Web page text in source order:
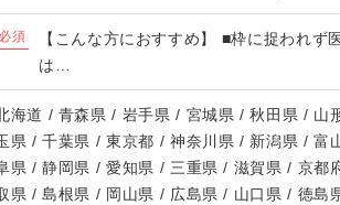
必須
【こんな方におすすめ】 ■枠に捉われ
は…
海道 / 青森県 / 岩手県 / 宮城県 / 秋田県 / 山
県 / 千葉県 / 東京都 / 神奈川県 / 新潟県 / 富
県 / 静岡県 / 愛知県 / 三重県 / 滋賀県 / 京都
県 / 島根県 / 岡山県 / 広島県 / 山口県 / 徳島